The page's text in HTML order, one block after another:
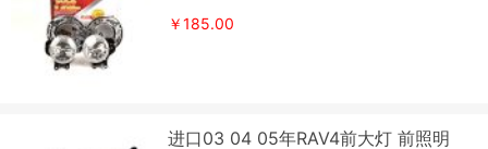
￥185.00
进口03 04 05年RAV4前大灯 前照明